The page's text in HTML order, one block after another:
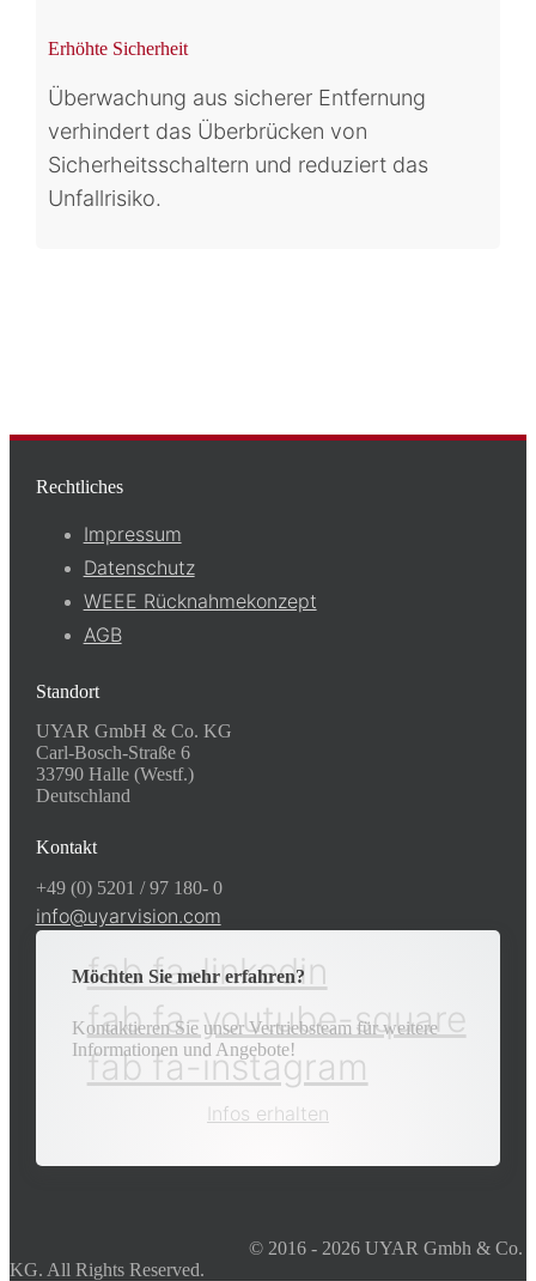
Erhöhte Sicherheit
Überwachung aus sicherer Entfernung
verhindert das Überbrücken von
Sicherheitsschaltern und reduziert das
Unfallrisiko.
Rechtliches
Impressum
Datenschutz
WEEE Rücknahmekonzept
AGB
Standort
UYAR GmbH & Co. KG
Carl-Bosch-Straße 6
33790 Halle (Westf.)
Deutschland
Kontakt
+49 (0) 5201 / 97 180- 0
info@uyarvision.com
fab fa-linkedin
fab fa-youtube-square
fab fa-instagram
Möchten Sie mehr erfahren?
Kontaktieren Sie unser Vertriebsteam für weitere
Informationen und Angebote!
Infos erhalten
© 2016 - 2026 UYAR Gmbh & Co.
KG. All Rights Reserved.